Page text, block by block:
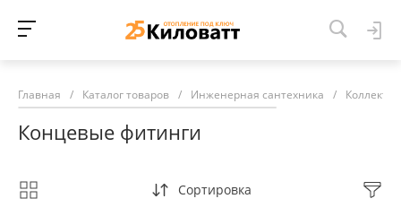
Главная / Каталог товаров / Инженерная сантехника /
Концевые фитинги
Сортировка